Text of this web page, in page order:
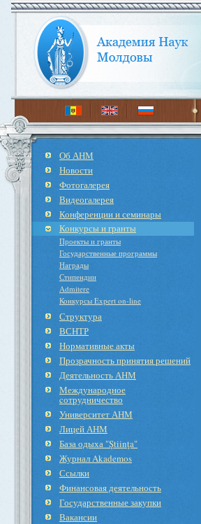
Об АНМ
Новости
Фотогалерея
Видеогалерея
Конференции и семинары
Конкурсы и гранты
Проекты и гранты
Государственные программы
Награды
Стипендии
Admitere
Конкурсы Expert on-line
Структура
ВСНТР
Нормативные акты
Прозрачность принятия решений
Деятельность АНМ
Международное
cотрудничество
Университет АНМ
Лицей АНМ
База одыха "Ştiinţa"
Журнал Akademos
Ссылки
Финансовая деятельность
Государственные закупки
Вакансии